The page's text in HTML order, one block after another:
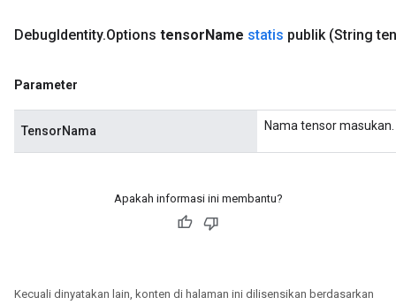
DebugIdentity.Options tensorName statis publik (String
Parameter
TensorNama Nama tensor masukan.
Apakah informasi ini membantu?
Kecuali dinyatakan lain, konten di halaman ini dilisensikan berdasarkan